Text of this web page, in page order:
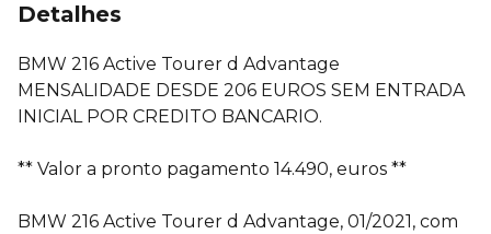
Detalhes
BMW 216 Active Tourer d Advantage
MENSALIDADE DESDE 206 EUROS SEM ENTRADA
INICIAL POR CREDITO BANCARIO.
** Valor a pronto pagamento 14.490, euros **
BMW 216 Active Tourer d Advantage, 01/2021, com